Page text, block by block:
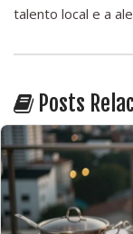
talento local e a
Posts